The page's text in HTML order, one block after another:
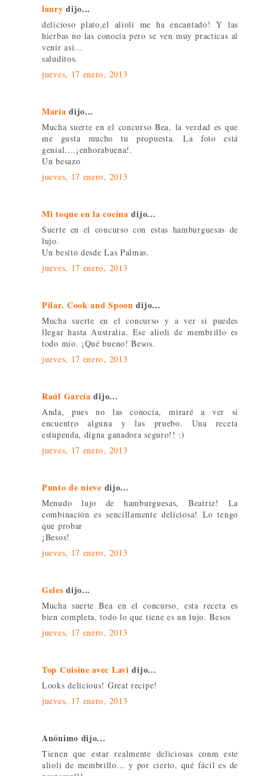
laury dijo...
delicioso plato,el alioli me ha encantado! Y las
hierbas no las conocia pero se ven muy practicas al
venir asi...
saluditos.
jueves, 17 enero, 2013
María dijo...
Mucha suerte en el concurso Bea, la verdad es que
me gusta mucho tu propuesta. La foto está
genial....¡enhorabuena!.
Un besazo
jueves, 17 enero, 2013
Mi toque en la cocina dijo...
Suerte en el concurso con estas hamburguesas de
lujo.
Un besito desde Las Palmas.
jueves, 17 enero, 2013
Pilar. Cook and Spoon dijo...
Mucha suerte en el concurso y a ver si puedes
llegar hasta Australia. Ese alioli de membrillo es
todo mío. ¡Qué bueno! Besos.
jueves, 17 enero, 2013
Raúl García dijo...
Anda, pues no las conocía, miraré a ver si
encuentro alguna y las pruebo. Una receta
estupenda, digna ganadora seguro!! :)
jueves, 17 enero, 2013
Punto de nieve dijo...
Menudo lujo de hamburguesas, Beatriz! La
combinación es sencillamente deliciosa! Lo tengo
que probar
¡Besos!
jueves, 17 enero, 2013
Geles dijo...
Mucha suerte Bea en el concurso, esta receta es
bien completa, todo lo que tiene es un lujo. Besos
jueves, 17 enero, 2013
Top Cuisine avec Lavi dijo...
Looks delicious! Great recipe!
jueves, 17 enero, 2013
Anónimo dijo...
Tienen que estar realmente deliciosas conm este
alioli de membrillo... y por cierto, qué fácil es de